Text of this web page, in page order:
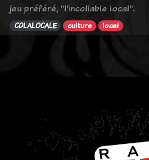
jeu préféré, "l'incollable local".
CDLALOCALE culture local